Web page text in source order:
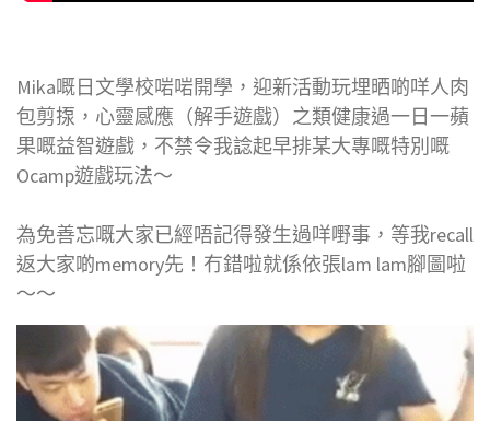
Mika嘅日文學校啱啱開學，迎新活動玩埋晒啲咩人肉
包剪揼，心靈感應（解手遊戲）之類健康過一日一蘋
果嘅益智遊戲，不禁令我諗起早排某大專嘅特別嘅
Ocamp遊戲玩法～
為免善忘嘅大家已經唔記得發生過咩嘢事，等我recall
返大家啲memory先！冇錯啦就係依張lam lam腳圖啦
～～